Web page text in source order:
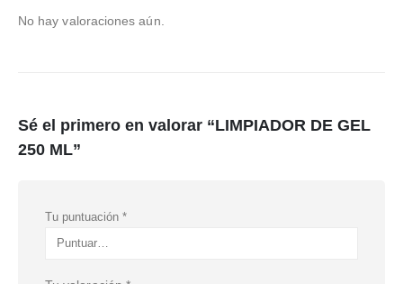
No hay valoraciones aún.
Sé el primero en valorar “LIMPIADOR DE GEL
250 ML”
Tu puntuación *